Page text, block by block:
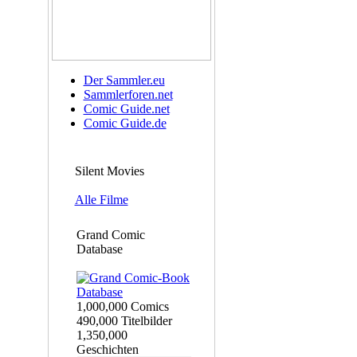
Der Sammler.eu
Sammlerforen.net
Comic Guide.net
Comic Guide.de
Silent Movies
Alle Filme
Grand Comic
Database
1,000,000 Comics
490,000 Titelbilder
1,350,000
Geschichten